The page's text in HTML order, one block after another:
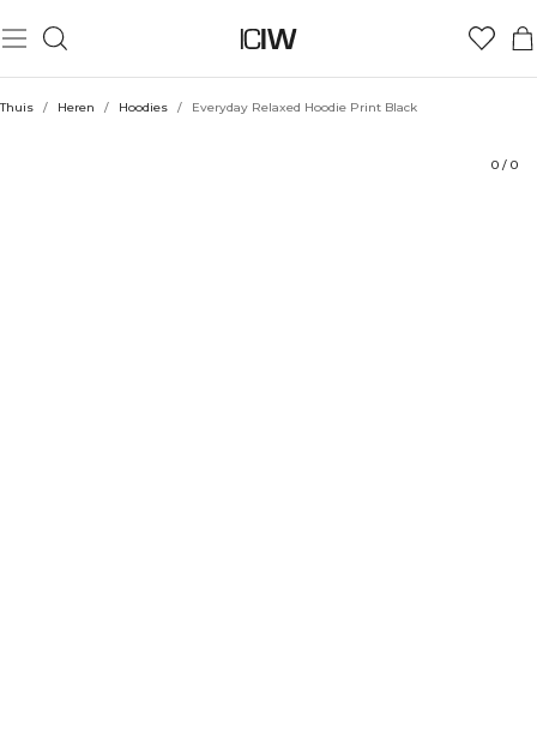
Thuis / Heren / Hoodies / Everyday Relaxed Hoodie Print Black
0 / 0